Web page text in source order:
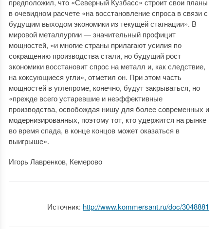
предположил, что «Северный Кузбасс» строит свои планы
в очевидном расчете «на восстановление спроса в связи с
будущим выходом экономики из текущей стагнации». В
мировой металлургии — значительный профицит
мощностей, «и многие страны прилагают усилия по
сокращению производства стали, но будущий рост
экономики восстановит спрос на металл и, как следствие,
на коксующиеся угли», отметил он. При этом часть
мощностей в углепроме, конечно, будут закрываться, но
«прежде всего устаревшие и неэффективные
производства, освобождая нишу для более современных и
модернизированных, поэтому тот, кто удержится на рынке
во время спада, в конце концов может оказаться в
выигрыше».
Игорь Лавренков, Кемерово
Источник: http://www.kommersant.ru/doc/3048881